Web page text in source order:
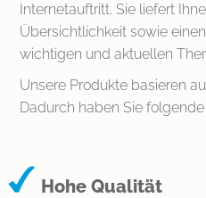
Internetauftritt. Sie liefert
Übersichtlichkeit sowie
wichtigen und aktuellen
Unsere Produkte basieren
Dadurch haben Sie folgende
Hohe Qualität